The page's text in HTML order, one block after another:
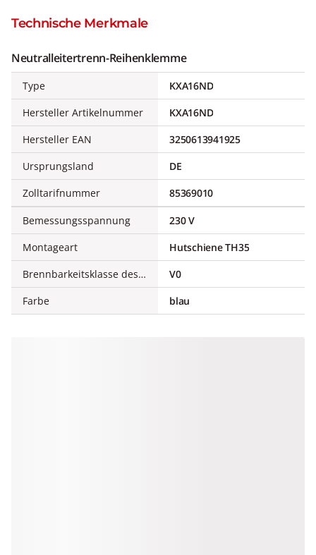
Technische Merkmale
Neutralleitertrenn-Reihenklemme
Type
KXA16ND
Hersteller Artikelnummer
KXA16ND
Hersteller EAN
3250613941925
Ursprungsland
DE
Zolltarifnummer
85369010
Bemessungsspannung
230 V
Montageart
Hutschiene TH35
Brennbarkeitsklasse des Isolierstoffs nach UL 94
V0
Farbe
blau